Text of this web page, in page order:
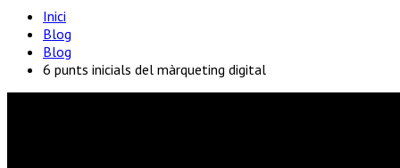
Inici
Blog
Blog
6 punts inicials del màrqueting digital